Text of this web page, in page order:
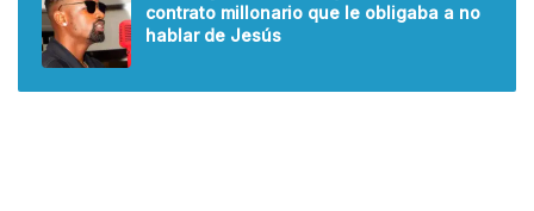
contrato millonario que le obligaba a no
hablar de Jesús